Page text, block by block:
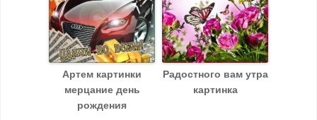
Артем картинки
мерцание день
рождения
Радостного вам утра
картинка